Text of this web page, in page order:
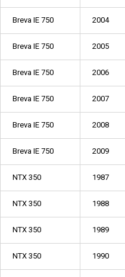
Breva IE 750 2004
Breva IE 750 2005
Breva IE 750 2006
Breva IE 750 2007
Breva IE 750 2008
Breva IE 750 2009
NTX 350 1987
NTX 350 1988
NTX 350 1989
NTX 350 1990